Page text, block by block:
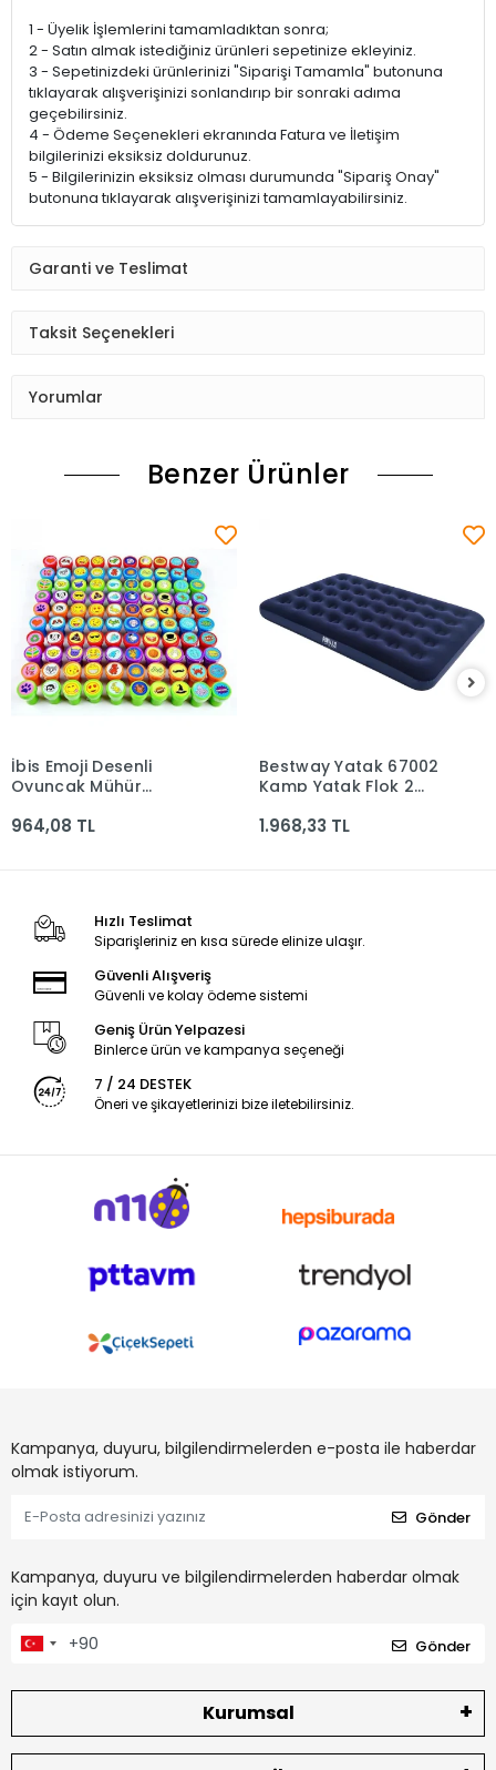
1 - Üyelik İşlemlerini tamamladıktan sonra;
2 - Satın almak istediğiniz ürünleri sepetinize ekleyiniz.
3 - Sepetinizdeki ürünlerinizi "Siparişi Tamamla" butonuna
tıklayarak alışverişinizi sonlandırıp bir sonraki adıma
geçebilirsiniz.
4 - Ödeme Seçenekleri ekranında Fatura ve İletişim
bilgilerinizi eksiksiz doldurunuz.
5 - Bilgilerinizin eksiksiz olması durumunda "Sipariş Onay"
butonuna tıklayarak alışverişinizi tamamlayabilirsiniz.
Garanti ve Teslimat
Taksit Seçenekleri
Yorumlar
Benzer Ürünler
Sepete Ekle
İbis Emoji Desenli
Oyuncak Mühür
964,08 TL
Sepete Ekle
Bestway Yatak 67002
Kamp Yatak Flok 2
916225 *4
1.968,33 TL
Hızlı Teslimat
Siparişleriniz en kısa sürede elinize ulaşır.
Güvenli Alışveriş
Güvenli ve kolay ödeme sistemi
Geniş Ürün Yelpazesi
Binlerce ürün ve kampanya seçeneği
7 / 24 DESTEK
Öneri ve şikayetlerinizi bize iletebilirsiniz.
Kampanya, duyuru, bilgilendirmelerden e-posta ile haberdar
olmak istiyorum.
Gönder
Kampanya, duyuru ve bilgilendirmelerden haberdar olmak
için kayıt olun.
Gönder
Kurumsal